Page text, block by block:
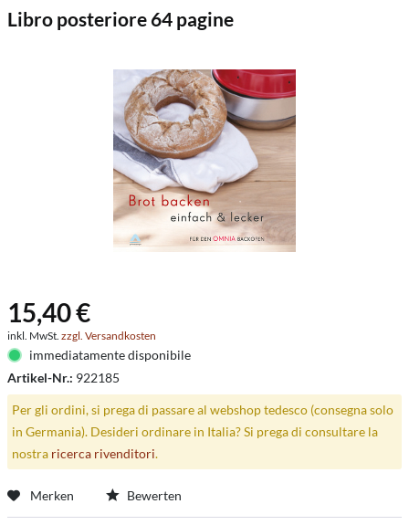
Libro posteriore 64 pagine
15,40 €
inkl. MwSt. zzgl. Versandkosten
immediatamente disponibile
Artikel-Nr.: 922185
Per gli ordini, si prega di passare al webshop tedesco (consegna solo
in Germania). Desideri ordinare in Italia? Si prega di consultare la
nostra ricerca rivenditori.
Merken Bewerten